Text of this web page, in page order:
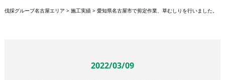
伐採グループ名古屋エリア > 施工実績> 愛知県名古屋市で剪定作業、草むしりを行いました。
2022/03/09